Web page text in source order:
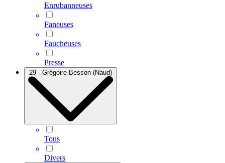
Enrubanneuses
Faneuses
Faucheuses
Presse
29 - Grégoire Besson (Naud)
Tous
Divers